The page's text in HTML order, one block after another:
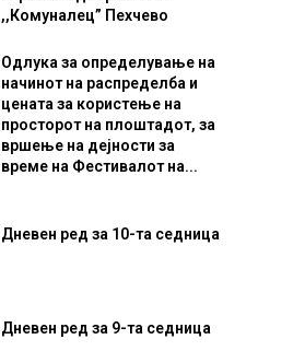
,,Комуналец” Пехчево
Одлука за определување на
начинот на распределба и
цената за користење на
просторот на плоштадот, за
вршење на дејности за
време на Фестивалот на...
Дневен ред за 10-та седница
Дневен ред за 9-та седница